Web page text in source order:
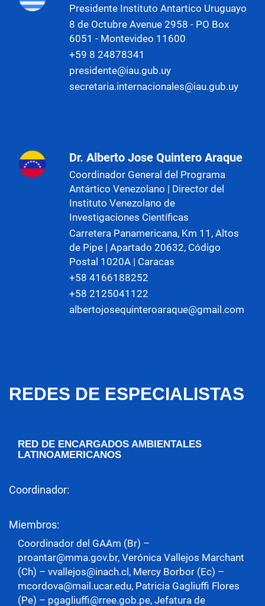
Presidente Instituto Antartico Uruguayo
8 de Octubre Avenue 2958 - PO Box
6051 - Montevideo 11600
+59 8 24878341
presidente@iau.gub.uy
secretaria.internacionales@iau.gub.uy
Dr. Alberto Jose Quintero Araque
Coordinador General del Programa
Antártico Venezolano | Director del
Instituto Venezolano de
Investigaciones Científicas
Carretera Panamericana, Km 11, Altos
de Pipe | Apartado 20632, Código
Postal 1020A | Caracas
+58 4166188252
+58 2125041122
albertojosequinteroaraque@gmail.com
REDES DE ESPECIALISTAS
RED DE ENCARGADOS AMBIENTALES
LATINOAMERICANOS
Coordinador:
Miembros:
Coordinador del GAAm (Br) –
proantar@mma.gov.br, Verónica Vallejos Marchant
(Ch) – vvallejos@inach.cl, Mercy Borbor (Ec) –
mcordova@mail.ucar.edu, Patricia Gagliuffi Flores
(Pe) – pgagliuffi@rree.gob.pe, Jefatura de